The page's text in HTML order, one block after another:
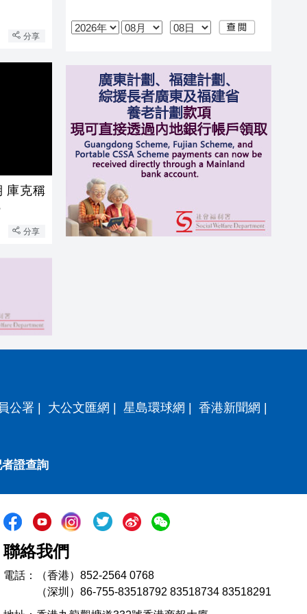
分享
庫克稱
分享
公署 | 大公文匯網 | 星島環球網 | 香港新聞網 |
證查詢
聯絡我們
電話：（香港）852-2564 0768
（深圳）86-755-83518792 83518734 83518291